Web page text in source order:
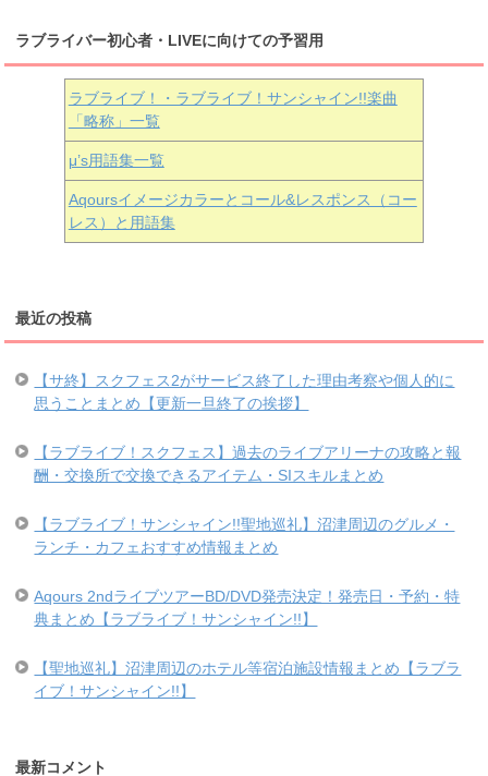
ラブライバー初心者・LIVEに向けての予習用
ラブライブ！・ラブライブ！サンシャイン!!楽曲
「略称」一覧
μ’s用語集一覧
Aqoursイメージカラーとコール&レスポンス（コー
レス）と用語集
最近の投稿
【サ終】スクフェス2がサービス終了した理由考察や個人的に
思うことまとめ【更新一旦終了の挨拶】
【ラブライブ！スクフェス】過去のライブアリーナの攻略と報
酬・交換所で交換できるアイテム・SIスキルまとめ
【ラブライブ！サンシャイン!!聖地巡礼】沼津周辺のグルメ・
ランチ・カフェおすすめ情報まとめ
Aqours 2ndライブツアーBD/DVD発売決定！発売日・予約・特
典まとめ【ラブライブ！サンシャイン!!】
【聖地巡礼】沼津周辺のホテル等宿泊施設情報まとめ【ラブラ
イブ！サンシャイン!!】
最新コメント